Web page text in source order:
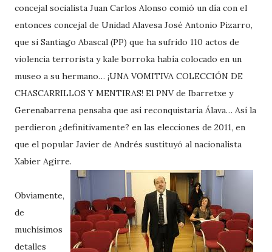
concejal socialista Juan Carlos Alonso comió un día con el
entonces concejal de Unidad Alavesa José Antonio Pizarro,
que si Santiago Abascal (PP) que ha sufrido 110 actos de
violencia terrorista y kale borroka había colocado en un
museo a su hermano… ¡UNA VOMITIVA COLECCIÓN DE
CHASCARRILLOS Y MENTIRAS! El PNV de Ibarretxe y
Gerenabarrena pensaba que así reconquistaría Álava… Así la
perdieron ¿definitivamente? en las elecciones de 2011, en
que el popular Javier de Andrés sustituyó al nacionalista
Xabier Agirre.
Obviamente,
de
muchísimos
detalles